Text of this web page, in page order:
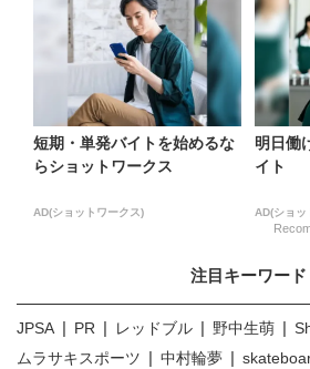
短期・単発バイトを始めるな
らショットワークス
AD(ショットワークス)
明日働
イト
AD(ショッ
注目キーワード
JPSA PR レッドブル 野中生萌
ムラサキスポーツ
中村輪夢